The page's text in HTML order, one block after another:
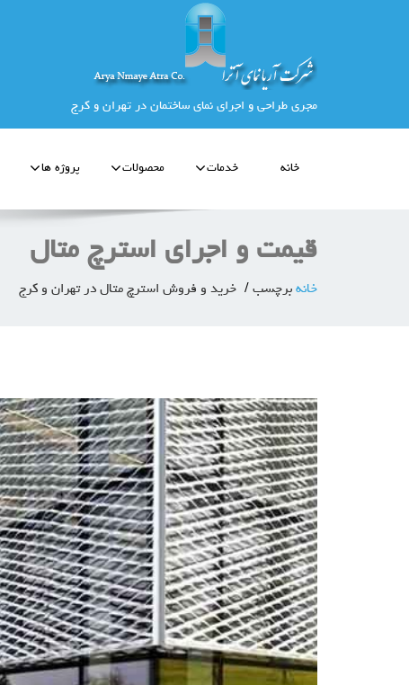
مجری طراحی و اجرای نمای ساختمان در تهران و کرج
خانه خدمات محصولات پروژه ها
قیمت و اجرای استرچ متال
خانه برچسب خرید و فروش استرچ متال در تهران و کرج